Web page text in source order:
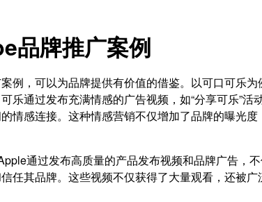
品牌推广案例
例，可以为品牌提供有价值的借鉴。以可口可乐为
乐通过发布充满情感的广告视频，如“分享可乐”活
情感连接。这种情感营销不仅增加了品牌的曝光度
通过发布高质量的产品发布视频和品牌广告，
任其品牌。这些视频不仅获得了大量观看，还被广